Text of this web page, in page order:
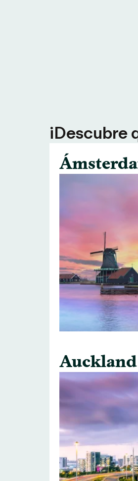
¡Descubre
Auckland